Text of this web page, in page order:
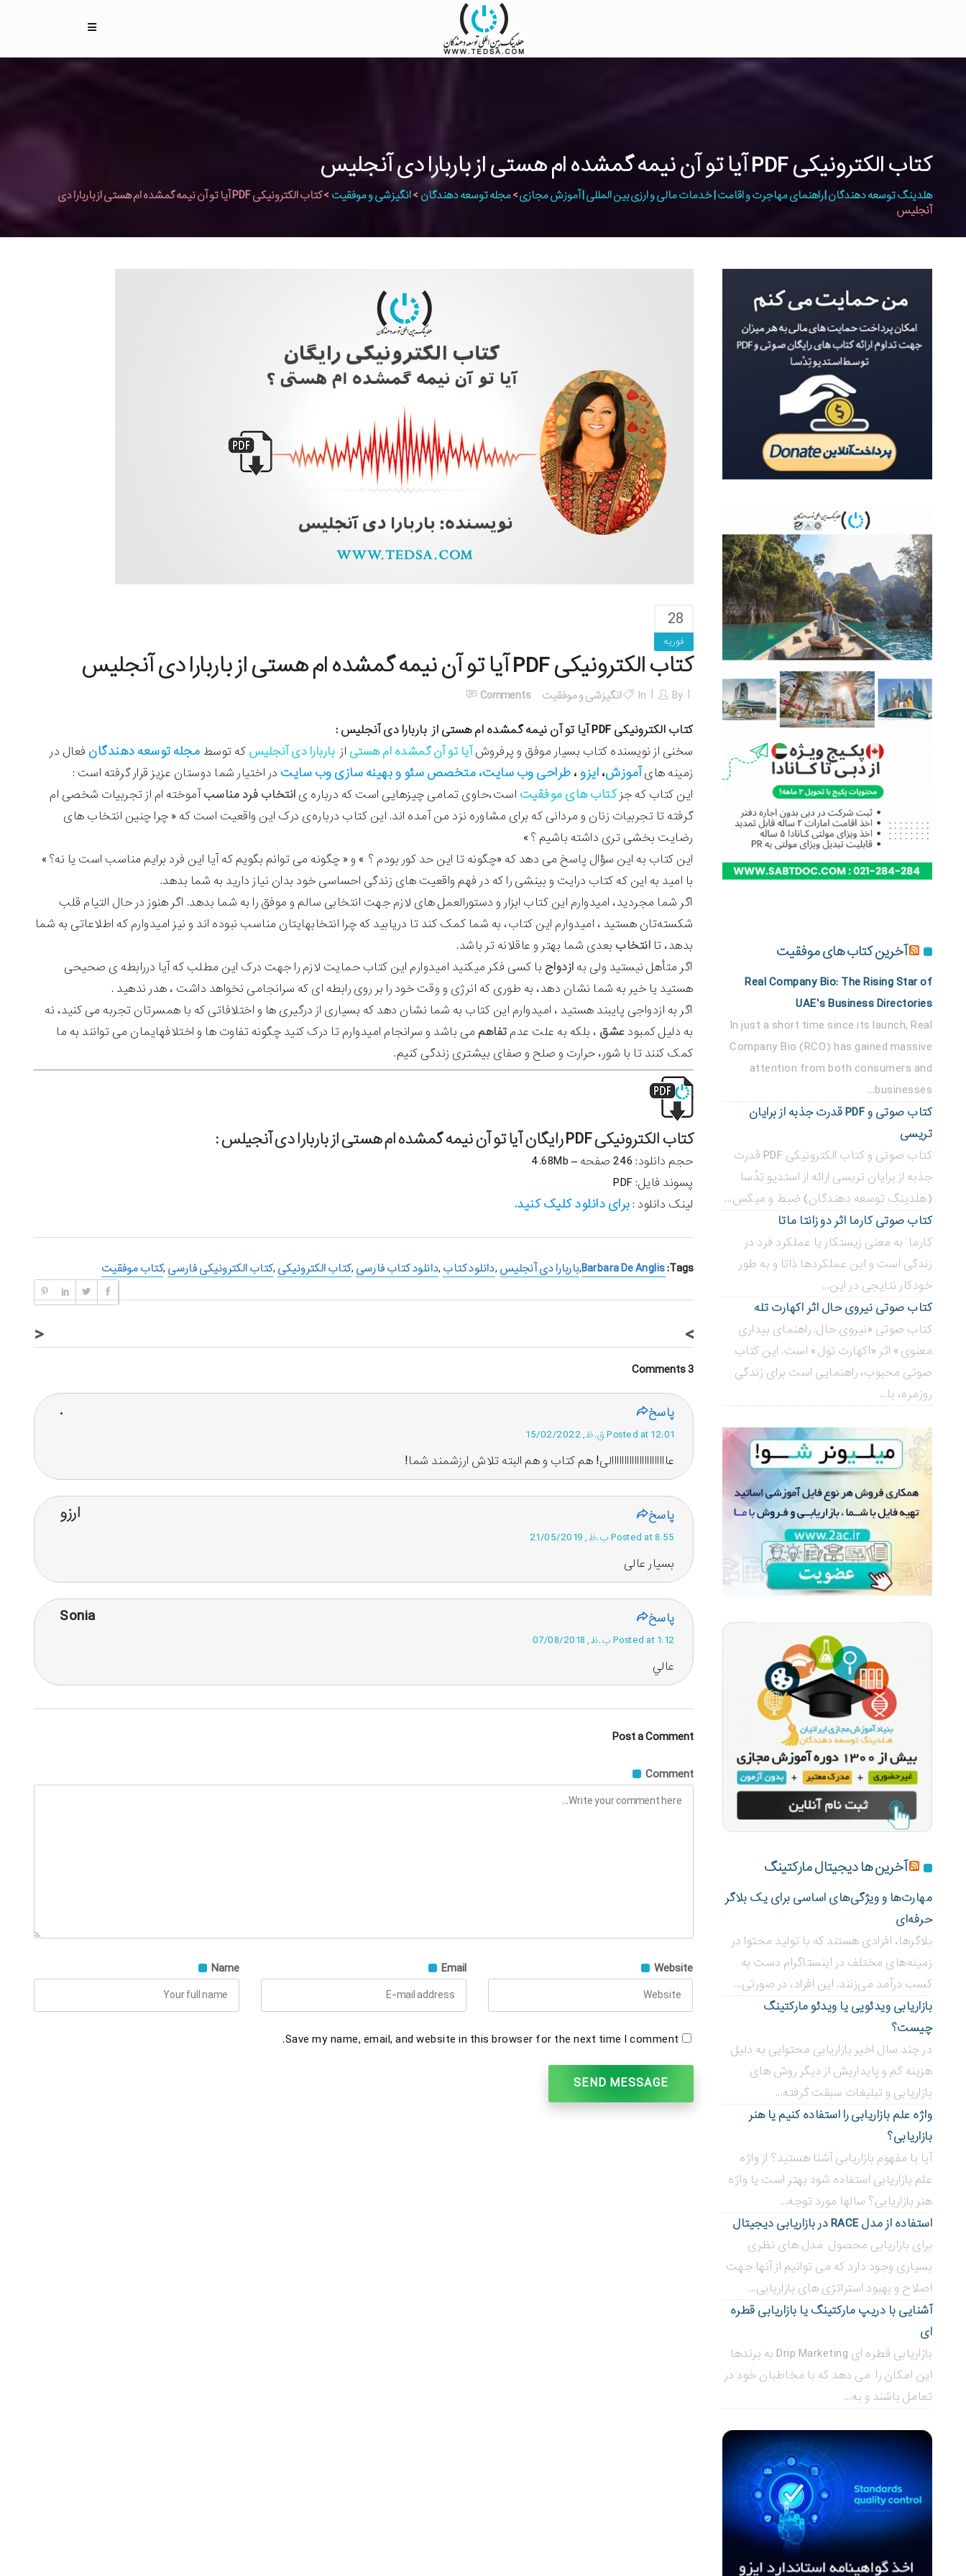
کتاب الکترونیکی PDF آیا تو آن نیمه گمشده ام هستی از باربارا دی آنجلیس
هلدینگ توسعه دهندگان | راهنمای مهاجرت و اقامت | خدمات مالی و ارزی بین المللی | آموزش مجازی>مجله توسعه دهندگان >انگیزشی و موفقیت >
کتاب الکترونیکی PDF آیا تو آن نیمه گمشده ام هستی از باربارا دی
آنجلیس
28
فوریه
کتاب الکترونیکی PDF آیا تو آن نیمه گمشده ام هستی از باربارا دی آنجلیس
By
In انگیزشی و موفقیت Comments
کتاب الکترونیکی PDF آیا تو آن نیمه گمشده ام هستی از باربارا دی آنجلیس :
سخنی از نویسنده کتاب بسیار موفق و پرفروشآیا تو آن گمشده ام هستی از باربارا دی آنجلیس که توسط مجلهتوسعه دهندگان فعال در
زمینه هایآموزش، ایزو ، طراحی وب سایت، متخصص سئو و بهینه سازی وب سایت در اختیار شما دوستان عزیز قرار گرفته است :
این کتاب که جزکتاب های موفقیت است،حاوی تمامی چیزهایی است که درباره ی انتخاب فرد مناسبآموخته ام از تجربیات شخصی ام
گرفته تا تجربیات زنان و مردانی که برای مشاوره نزد من آمده اند. این کتاب درباره‌ی درک این واقعیت است که « چرا چنین انتخاب های
رضایت بخشی تری داشته باشیم ؟»
این کتاب به این سؤال پاسخ می دهد که «چگونه تا این حد کور بودم ؟ » و « چگونه می توانم بگویم که آیا این فرد برایم مناسب است یا نه؟»
با امید به این که کتاب درایت و بینشی را که در فهم واقعیت های زندگی احساسی خود بدان نیاز دارید به شما بدهد.
اگر شما مجردید، امیدوارم این کتاب ابزار و دستورالعمل های لازم جهت انتخابی سالم و موفق را به شما بدهد. اگر هنوز در حال التیام قلب
شکسته‌تان هستید ، امیدوارم این کتاب، به شما کمک کند تا دریابید که چرا انتخابهایتان مناسب نبوده اند و نیز امیدوارم که اطلاعاتی به شما
بدهد، تا انتخاب بعدی شما بهتر و عاقلانه تر باشد.
اگر متأهل نیستید ولی به ازدواج با کسی فکر میکنید امیدوارم این کتاب حمایت لازم را جهت درک این مطلب که آیا دررابطه ی صحیحی
هستید یا خیر به شما نشان دهد، به طوری که انرژی و وقت خود را بر روی رابطه ای که سرانجامی نخواهد داشت ، هدر ندهید .
اگر به ازدواجی پایبند هستید ، امیدوارم این کتاب به شما نشان دهد که بسیاری از درگیری ها و اختلافاتی که با همسرتان تجربه می کنید، نه
به دلیل کمبود عشق ، بلکه به علت عدم تفاهم می باشد و سرانجام امیدوارم تا درک کنید چگونه تفاوت ها و اختلافهایمان می توانند به ما
کمک کنند تا با شور، حرارت و صلح و صفای بیشتری زندگی کنیم.
کتاب الکترونیکی PDF رایگان آیا تو آن نیمه گمشده ام هستی از باربارا دی آنجیلس :
حجم دانلود: 246 صفحه – 4.68Mb
پسوند فایل: PDF
لینک دانلود :برای دانلود کلیک کنید.
Tags:
Barbara De Anglis
,باربارا دی آنجلیس ,دانلود کتاب ,دانلود کتاب فارسی ,کتاب الکترونیکی ,کتاب الکترونیکی فارسی ,کتاب موفقیت
< >
3 Comments
. پاسخ
Posted at 12:01 ق.ظ, 15/02/2022
عاااااااااااااااااااااالی! هم کتاب و هم البته تلاش ارزشمند شما!
ارزو پاسخ
Posted at 8:55 ب.ظ, 21/05/2019
بسیار عالی
Sonia پاسخ
Posted at 1:12 ب.ظ, 07/08/2018
عالي
Post a Comment
Comment
Name Email Website
Save my name, email, and website in this browser for the next time I comment.
آخرین کتاب های موفقیت
Real Company Bio: The Rising Star of
UAE’s Business Directories
In just a short time since its launch, Real
Company Bio (RCO) has gained massive
attention from both consumers and
businesses...
کتاب صوتی و PDF قدرت جذبه از برایان
تریسی
کتاب صوتی و کتاب الکترونیکی PDF قدرت
جذبه از برایان تریسی ارائه از استدیو تِدْسا
(هلدینگ توسعه دهندگان) ضبط و میکس...
کتاب صوتی کارما اثر دو زانتا ماتا
کارما به معنی زیستکار یا عملکرد فرد در
زندگی است و این عملکردها ذاتا و به طور
خودکار نتایجی در این...
کتاب صوتی نیروی حال اثر اکهارت تله
کتاب صوتی «نیروی حال: راهنمای بیداری
معنوی» اثر «اکهارت تول» است. این کتاب
صوتی محبوب، راهنمایی است برای زندگی
روزمره، با...
آخرین ها دیجیتال مارکتینگ
مهارت‌ها و ویژگی‌های اساسی برای یک بلاگر
حرفه‌ای
بلاگر‌ها، افرادی هستند که با تولید محتوا در
زمینه‌های مختلف در اینستاگرام دست به
کسب درآمد می‌زنند. این افراد، در صورتی...
بازاریابی ویدئویی ‌یا ویدئو مارکتینگ
چیست؟
در چند سال اخیر بازاریابی محتوایی به دلیل
هزینه کم و پایداریش از دیگر روش های
بازاریابی و تبلیغات سبقت گرفته...
واژه علم بازاریابی را استفاده کنیم یا هنر
بازاریابی؟
آیا با مفهوم بازاریابی آشنا هستید؟ از واژه
علم بازاریابی استفاده شود بهتر است یا واژه
هنر بازاریابی؟ سالها مورد توجه...
استفاده از مدل RACE در بازاریابی دیجیتال
برای بازاریابی محصول مدل های نظری
بسیاری وجود دارد که می توانیم از آنها جهت
اصلاح و بهبود استراتژی های بازاریابی...
آشنایی با دریپ مارکتینگ یا بازاریابی قطره
ای
بازاریابی قطره ای Drip Marketing به برندها
این امکان را می دهد که با مخاطبان خود در
تعامل باشند و به...